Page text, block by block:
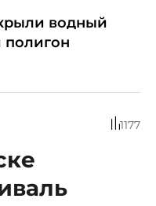
водный
полигон
1177